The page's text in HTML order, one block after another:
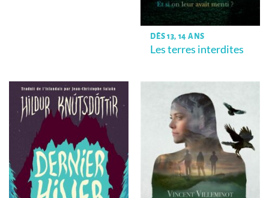
DÈS 13, 14 ANS
Les terres interdites